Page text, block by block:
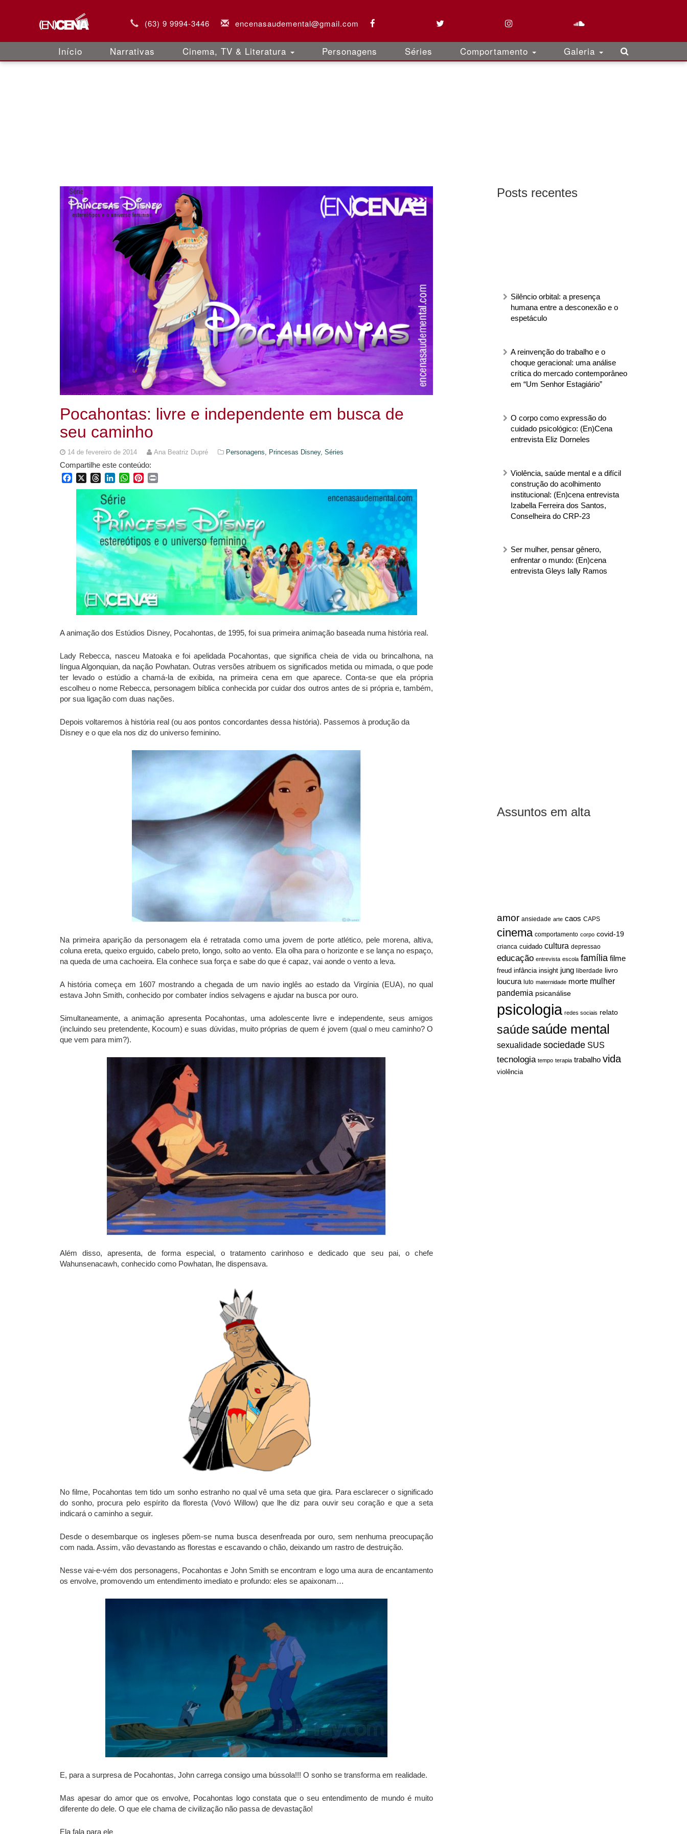
(63) 9 9994-3446 encenasaudemental@gmail.com
Início Narrativas Cinema, TV & Literatura Personagens Séries Comportamento Galeria
Posts recentes
Silêncio orbital: a presença
humana entre a desconexão e o
espetáculo
A reinvenção do trabalho e o
choque geracional: uma análise
crítica do mercado contemporâneo
em “Um Senhor Estagiário”
O corpo como expressão do
cuidado psicológico: (En)Cena
entrevista Eliz Dorneles
Violência, saúde mental e a difícil
construção do acolhimento
institucional: (En)cena entrevista
Izabella Ferreira dos Santos,
Conselheira do CRP-23
Ser mulher, pensar gênero,
enfrentar o mundo: (En)cena
entrevista Gleys Ially Ramos
Assuntos em alta
amor ansiedade arte caos CAPS
cinema comportamento corpo covid-19
crianca cuidado cultura depressao
educação entrevista escola família filme
freud infância insight jung liberdade livro
loucura luto maternidade morte mulher
pandemia psicanálise
psicologia redes sociais relato
saúdesaúde mental
sexualidade sociedade SUS
tecnologia tempo terapia trabalho vida
violência
Pocahontas: livre e independente em busca de
seu caminho
14 de fevereiro de 2014 Ana Beatriz Dupré Personagens, Princesas Disney, Séries
Compartilhe este conteúdo:
FacebookThreadsLinkedInWhatsApp
Pinterest
A animação dos Estúdios Disney, Pocahontas, de 1995, foi sua primeira animação baseada numa história real.
Lady Rebecca, nasceu Matoaka e foi apelidada Pocahontas, que significa cheia de vida ou brincalhona, na
língua Algonquian, da nação Powhatan. Outras versões atribuem os significados metida ou mimada, o que pode
ter levado o estúdio a chamá-la de exibida, na primeira cena em que aparece. Conta-se que ela própria
escolheu o nome Rebecca, personagem bíblica conhecida por cuidar dos outros antes de si própria e, também,
por sua ligação com duas nações.
Depois voltaremos à história real (ou aos pontos concordantes dessa história). Passemos à produção da
Disney e o que ela nos diz do universo feminino.
Na primeira aparição da personagem ela é retratada como uma jovem de porte atlético, pele morena, altiva,
coluna ereta, queixo erguido, cabelo preto, longo, solto ao vento. Ela olha para o horizonte e se lança no espaço,
na queda de uma cachoeira. Ela conhece sua força e sabe do que é capaz, vai aonde o vento a leva.
A história começa em 1607 mostrando a chegada de um navio inglês ao estado da Virgínia (EUA), no qual
estava John Smith, conhecido por combater índios selvagens e ajudar na busca por ouro.
Simultaneamente, a animação apresenta Pocahontas, uma adolescente livre e independente, seus amigos
(incluindo seu pretendente, Kocoum) e suas dúvidas, muito próprias de quem é jovem (qual o meu caminho? O
que vem para mim?).
Além disso, apresenta, de forma especial, o tratamento carinhoso e dedicado que seu pai, o chefe
Wahunsenacawh, conhecido como Powhatan, lhe dispensava.
No filme, Pocahontas tem tido um sonho estranho no qual vê uma seta que gira. Para esclarecer o significado
do sonho, procura pelo espírito da floresta (Vovó Willow) que lhe diz para ouvir seu coração e que a seta
indicará o caminho a seguir.
Desde o desembarque os ingleses põem-se numa busca desenfreada por ouro, sem nenhuma preocupação
com nada. Assim, vão devastando as florestas e escavando o chão, deixando um rastro de destruição.
Nesse vai-e-vém dos personagens, Pocahontas e John Smith se encontram e logo uma aura de encantamento
os envolve, promovendo um entendimento imediato e profundo: eles se apaixonam…
E, para a surpresa de Pocahontas, John carrega consigo uma bússola!!! O sonho se transforma em realidade.
Mas apesar do amor que os envolve, Pocahontas logo constata que o seu entendimento de mundo é muito
diferente do dele. O que ele chama de civilização não passa de devastação!
Ela fala para ele